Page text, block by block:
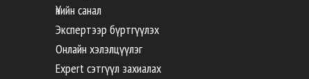
Үнийн санал
Экспертээр бүртгүүлэх
Онлайн хэлэлцүүлэг
Expert сэтгүүл захиалах